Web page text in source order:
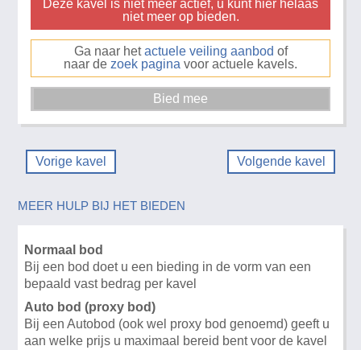
Deze kavel is niet meer actief, u kunt hier helaas
niet meer op bieden.
Ga naar hetactuele veiling aanbod of
naar de zoek pagina voor actuele kavels.
Vorige kavel Volgende kavel
MEER HULP BIJ HET BIEDEN
Normaal bod
Bij een bod doet u een bieding in de vorm van een
bepaald vast bedrag per kavel
Auto bod (proxy bod)
Bij een Autobod (ook wel proxy bod genoemd) geeft u
aan welke prijs u maximaal bereid bent voor de kavel